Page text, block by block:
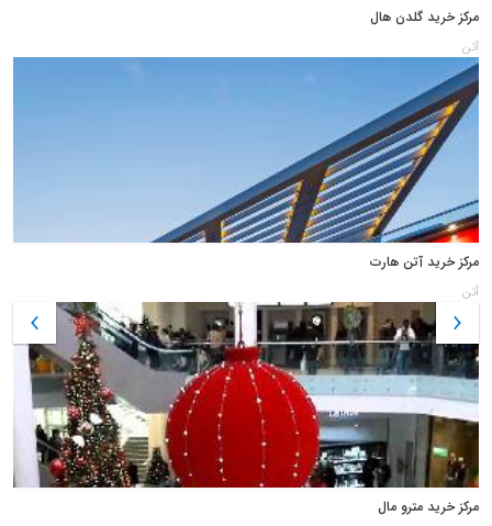
مرکز خرید گلدن هال
آتن
مرکز خرید آتن هارت
آتن
مرکز خرید مترو مال